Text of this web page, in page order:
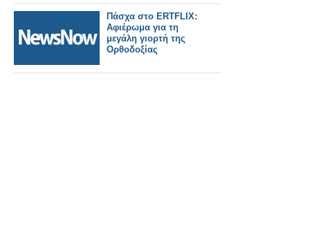
Πάσχα στο ERTFLIX:
Αφιέρωμα για τη
μεγάλη γιορτή της
Ορθοδοξίας